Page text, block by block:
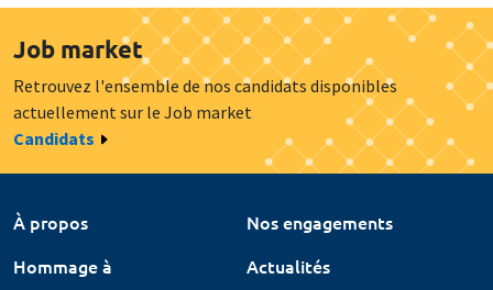
Job market
Retrouvez l'ensemble de nos candidats disponibles
actuellement sur le Job market
Candidats
À propos
Nos engagements
Hommage à
Actualités